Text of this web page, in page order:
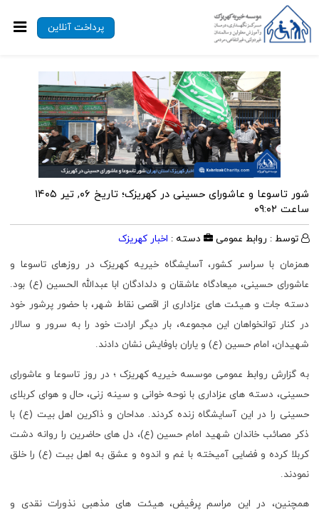
پرداخت آنلاین
شور تاسوعا و عاشورای حسینی در کهریزک؛
تاریخ ۰۶, تیر ۱۴۰۵
ساعت ۰۹:۰۲
توسط : روابط عمومی دسته : اخبار کهریزک
همزمان با سراسر کشور، آسایشگاه خیریه کهریزک در روزهای تاسوعا و
عاشورای حسینی، میعادگاه عاشقان و دلدادگان ابا عبدالله الحسین (ع) بود.
دسته جات و هیئت ‌های عزاداری از اقصی نقاط شهر، با حضور پرشور خود
در کنار توانخواهان این مجموعه، بار دیگر ارادت خود را به سرور و سالار
شهیدان، امام حسین (ع) و یاران باوفایش نشان دادند.
به گزارش روابط عمومی موسسه خیریه کهریزک ؛ در روز تاسوعا و عاشورای
حسینی، دسته‌ های عزاداری با نوحه ‌خوانی و سینه ‌زنی، حال و هوای کربلای
حسینی را در این آسایشگاه زنده کردند. مداحان و ذاکرین اهل بیت (ع) با
ذکر مصائب خاندان شهید امام حسین (ع)، دل‌ های حاضرین را روانه دشت
کربلا کرده و فضایی آمیخته با غم و اندوه و عشق به اهل بیت (ع) را خلق
نمودند.
همچنین، در این مراسم پرفیض، هیئت‌ های مذهبی نذورات نقدی و